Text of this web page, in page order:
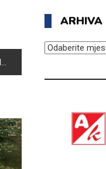
ARHIVA
ARHIVA